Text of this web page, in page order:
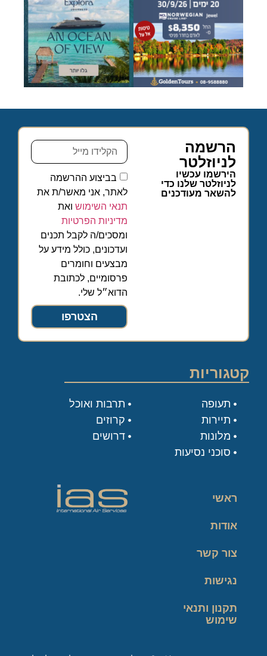
הרשמה
לניוזלטר
הירשמו עכשיו
לניוזלטר שלנו כדי
להשאר מעודכנים
בביצוע ההרשמה
לאתר, אני מאשר/ת את
תנאי השימוש ואת
מדיניות הפרטיות
ומסכים/ה לקבל תכנים
ועדכונים, כולל מידע על
מבצעים וחומרים
פרסומיים, לכתובת
הדוא״ל שלי.
הצטרפו
קטגוריות
תעופה
תיירות
מלונות
סוכני נסיעות
תרבות ואוכל
קרוזים
דרושים
ראשי
אודות
צור קשר
נגישות
תקנון ותנאי
שימוש